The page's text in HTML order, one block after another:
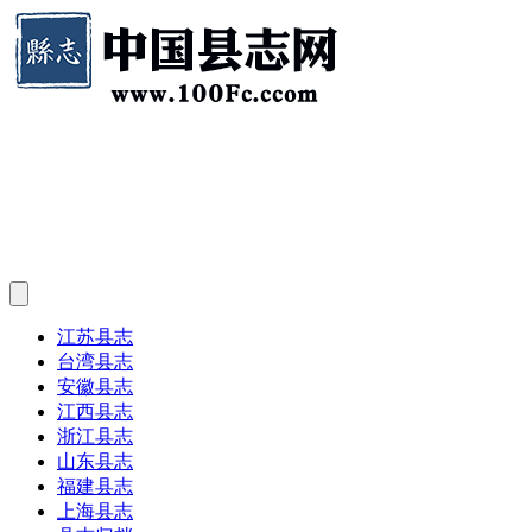
江苏县志
台湾县志
安徽县志
江西县志
浙江县志
山东县志
福建县志
上海县志